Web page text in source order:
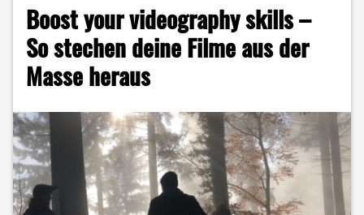
Boost your videography skills –
So stechen deine Filme aus der
Masse heraus